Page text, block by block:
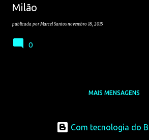
Milão
publicada porMarcel Santos novembro 18, 2015
0
MAIS MENSAGENS
Com tecnologia do